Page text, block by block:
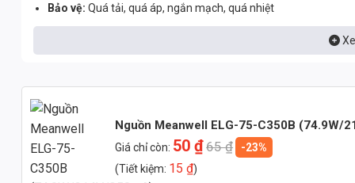
Bảo vệ: Quá tải, quá áp, ngắn mạch, quá nhiệt
thiểu tổn thất điện năng và cải thiện chất lượng điện lưới. Các
người sử dụng.
Ứng Dụng Đa Dạng Của Nguồn Meanwell
Ứng Dụng Trong Chiếu Sáng Đường Phố
Nguồn Meanwell ELG-75-C350B (74.9W/
Giá chỉ còn: 50₫65₫
-23%
(Tiết kiệm: 15₫)